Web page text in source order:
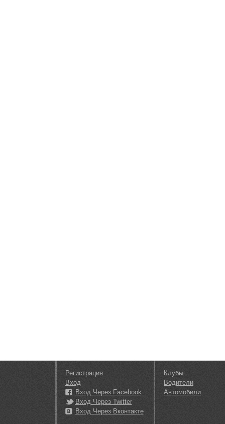
Регистрация
Вход
Вход Через Facebook
Вход Через Twitter
Вход Через Вконтакте
Клубы
Водители
Автомобили